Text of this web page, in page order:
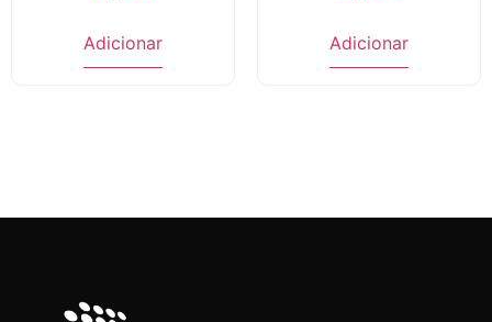
Adicionar Adicionar